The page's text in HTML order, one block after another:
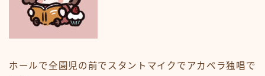
ホールで全園児の前でスタントマイクでアカペラ独唱で